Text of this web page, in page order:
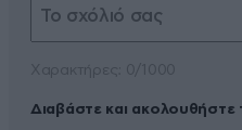
Διαβάστε και